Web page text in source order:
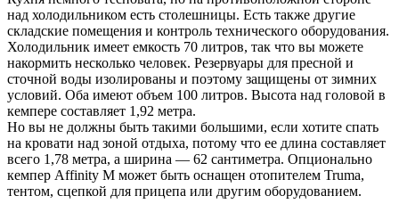
над холодильником есть столешницы. Есть также другие
складские помещения и контроль технического оборудования.
Холодильник имеет емкость 70 литров, так что вы можете
накормить несколько человек. Резервуары для пресной и
сточной воды изолированы и поэтому защищены от зимних
условий. Оба имеют объем 100 литров. Высота над головой в
кемпере составляет 1,92 метра.
Но вы не должны быть такими большими, если хотите спать
на кровати над зоной отдыха, потому что ее длина составляет
всего 1,78 метра, а ширина — 62 сантиметра. Опционально
кемпер Affinity M может быть оснащен отопителем Truma,
тентом, сцепкой для прицепа или другим оборудованием.